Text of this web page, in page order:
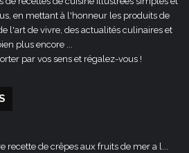
en mettant à l'honneur les produits de
l'art de vivre, des actualités culinaires et
plus encore ...
par vos sens et régalez-vous !
recette de crêpes aux fruits de mer a l...